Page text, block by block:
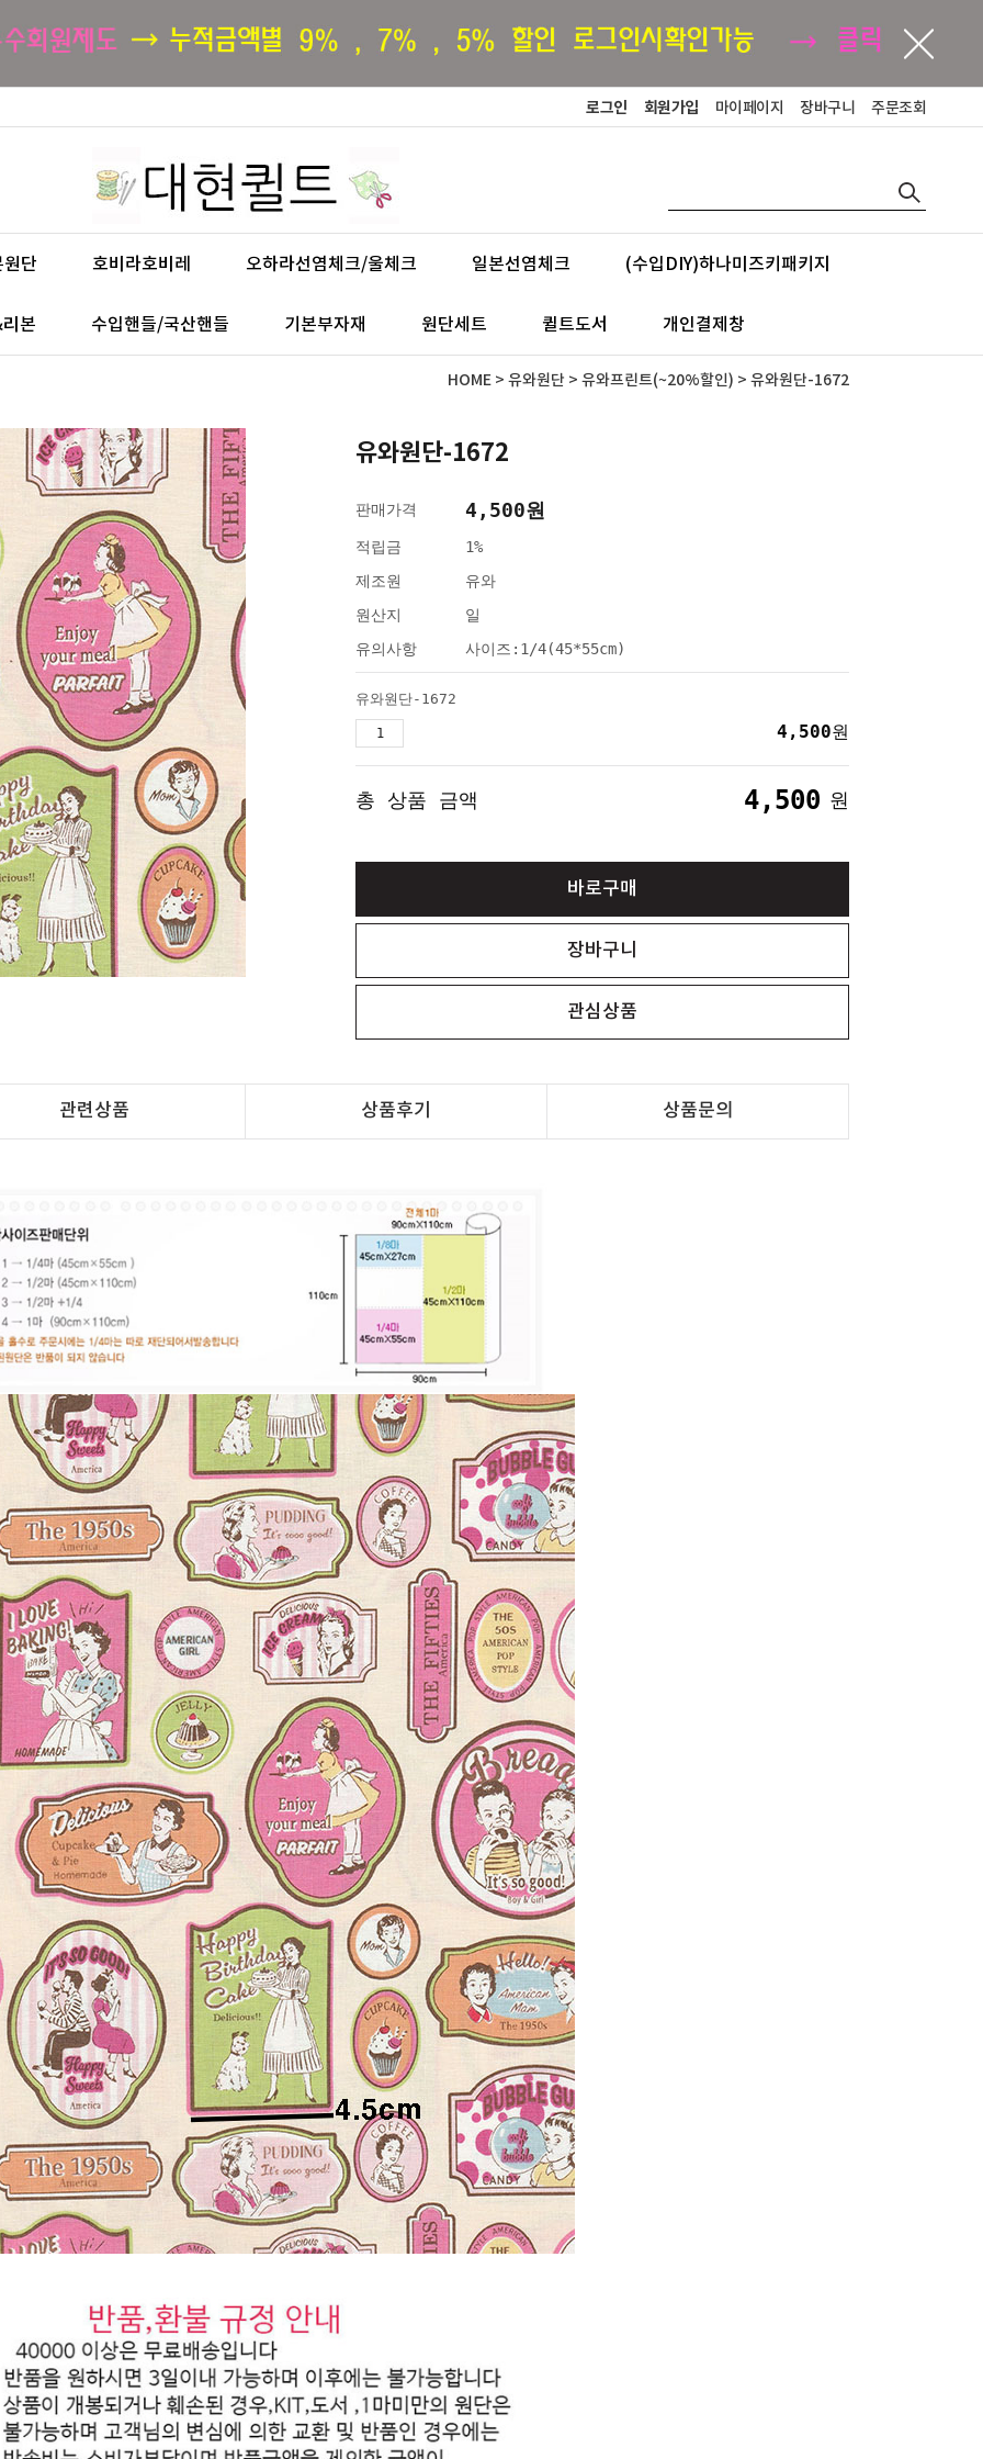
로그인 회원가입 마이페이지 장바구니 주문조회
원단 호비라호비레 오하라선염체크/울체크 일본선염체크 (수입DIY)하나미즈키패키지
본 수입핸들/국산핸들 기본부자재 원단세트 퀼트도서 개인결제창
HOME > 유와원단 > 유와프린트(~20%할인) > 유와원단-1672
유와원단-1672
판매가격 4,500원
적립금
1%
제조원
유와
원산지
일
유의사항
사이즈:1/4(45*55cm)
유와원단-1672
4,500원
총 상품 금액 4,500 원
바로구매
장바구니
관심상품
관련상품 상품후기 상품문의